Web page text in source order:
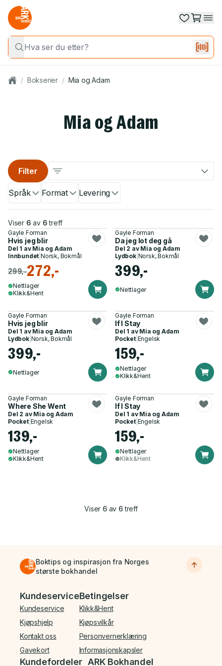
/ Bokserier / Mia og Adam
Mia og Adam
Språk Format Levering
Filter
Viser 6 av 6 treff
Gayle Forman
Hvis jeg blir
Del 1 av Mia og Adam
Innbundet |Norsk, Bokmål
299,-272,-
Nettlager
Klikk&Hent
Gayle Forman
Da jeg lot deg gå
Del 2 av Mia og Adam
Lydbok| Norsk, Bokmål
399,-
Nettlager
Gayle Forman
Hvis jeg blir
Del 1 av Mia og Adam
Lydbok| Norsk, Bokmål
399,-
Nettlager
Gayle Forman
If I Stay
Del 1 av Mia og Adam
Pocket| Engelsk
159,-
Nettlager
Klikk&Hent
Gayle Forman
Where She Went
Del 2 av Mia og Adam
Pocket| Engelsk
139,-
Nettlager
Klikk&Hent
Gayle Forman
If I Stay
Del 1 av Mia og Adam
Pocket| Engelsk
159,-
Nettlager
Klikk&Hent
Viser 6av 6treff
Boktips og inspirasjon fra Norges
største bokhandel
Bunnmeny
Kundeservice
Kundeservice
Kjøpshjelp
Kontakt oss
Gavekort
Betingelser
Klikk&Hent
Kjøpsvilkår
Personvernerklæring
Informasjonskapsler
Kundefordeler ARK Bokhandel